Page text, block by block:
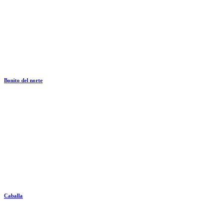
Bonito del norte
Caballa